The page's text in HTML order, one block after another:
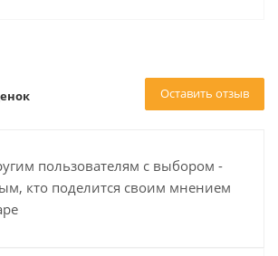
Оставить отзыв
пользователям с выбором -
кто поделится своим мнением